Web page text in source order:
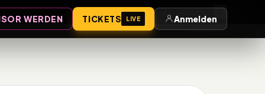
Anmelden
WERDEN TICKETS LIVE Anmelden